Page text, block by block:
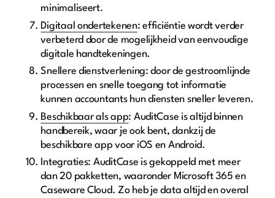
minimaliseert.
Digitaal ondertekenen: efficiëntie wordt verder
verbeterd door de mogelijkheid van eenvoudige
digitale handtekeningen.
Snellere dienstverlening: door de gestroomlijnde
processen en snelle toegang tot informatie
kunnen accountants hun diensten sneller leveren.
Beschikbaar als app: AuditCase is altijd binnen
handbereik, waar je ook bent, dankzij de
beschikbare app voor iOS en Android.
Integraties: AuditCase is gekoppeld met meer
dan 20 pakketten, waaronder Microsoft 365 en
Caseware Cloud. Zo heb je data altijd en overal